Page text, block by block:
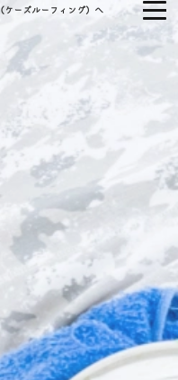
ーズルーフィング）へ